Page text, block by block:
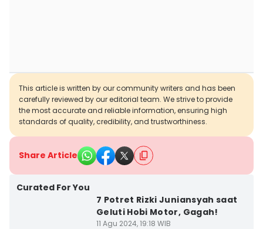
This article is written by our community writers and has been
carefully reviewed by our editorial team. We strive to provide
the most accurate and reliable information, ensuring high
standards of quality, credibility, and trustworthiness.
Share Article
Curated For You
7 Potret Rizki Juniansyah saat
Geluti Hobi Motor, Gagah!
11 Agu 2024, 19:18 WIB